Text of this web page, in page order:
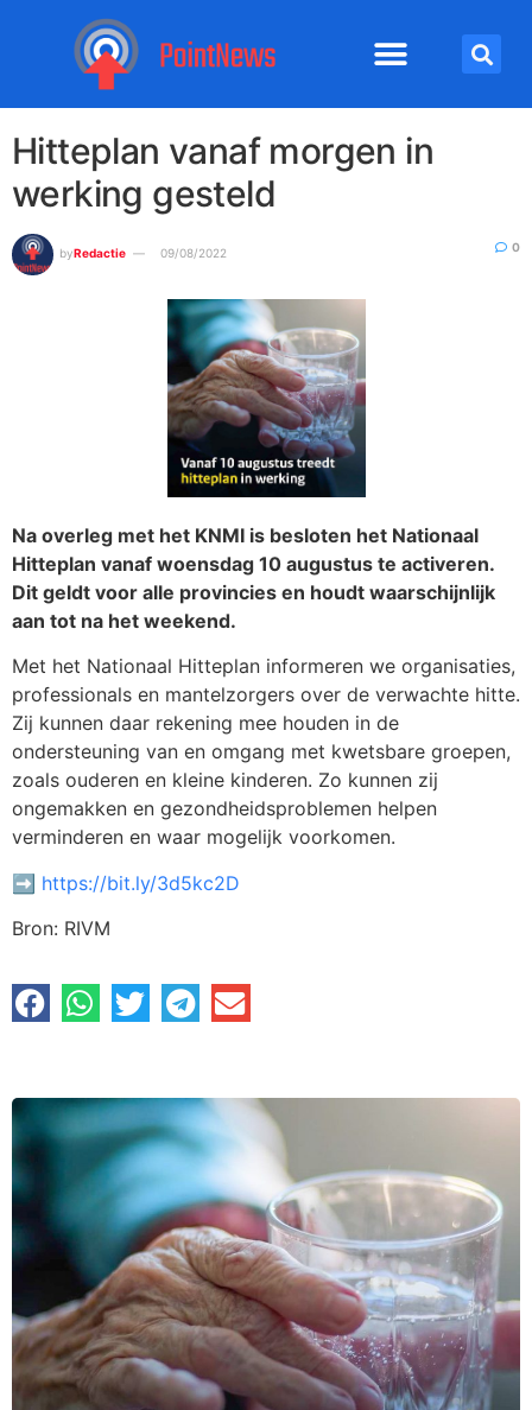
Hitteplan vanaf morgen in
werking gesteld
byRedactie 09/08/2022 0
Na overleg met het KNMI is besloten het Nationaal
Hitteplan vanaf woensdag 10 augustus te activeren.
Dit geldt voor alle provincies en houdt waarschijnlijk
aan tot na het weekend.
Met het Nationaal Hitteplan informeren we organisaties,
professionals en mantelzorgers over de verwachte hitte.
Zij kunnen daar rekening mee houden in de
ondersteuning van en omgang met kwetsbare groepen,
zoals ouderen en kleine kinderen. Zo kunnen zij
ongemakken en gezondheidsproblemen helpen
verminderen en waar mogelijk voorkomen.
➡️ https://bit.ly/3d5kc2D
Bron: RIVM